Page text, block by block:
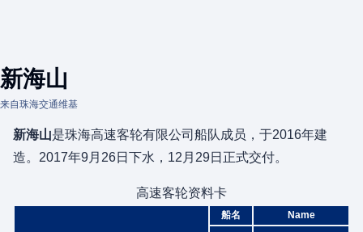
新海山
来自珠海交通维基
新海山是珠海高速客轮有限公司船队成员，于2016年建
造。2017年9月26日下水，12月29日正式交付。
高速客轮资料卡
船名 Name